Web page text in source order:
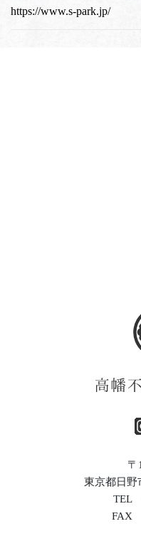
https://www.s-park.jp/
東京都日野
TEL
FAX